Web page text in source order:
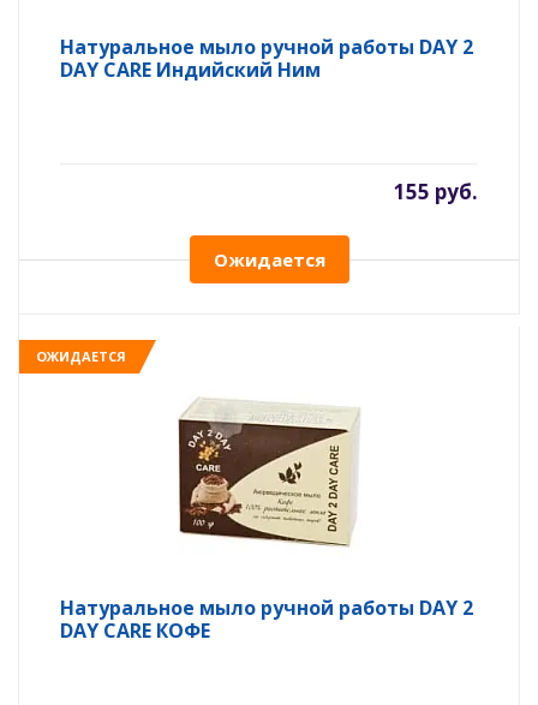
Натуральное мыло ручной работы DAY 2
DAY CARE Индийский Ним
155 руб.
Ожидается
ОЖИДАЕТСЯ
Натуральное мыло ручной работы DAY 2
DAY CARE КОФЕ